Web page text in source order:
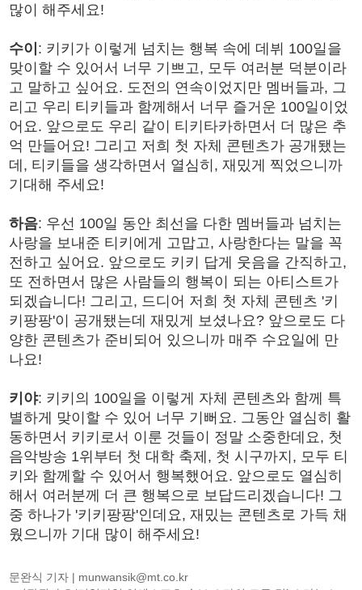
많이 해주세요!
수이 : 키키가 이렇게 넘치는 행복 속에 데뷔 100일을
맞이할 수 있어서 너무 기쁘고, 모두 여러분 덕분이라
고 말하고 싶어요. 도전의 연속이었지만 멤버들과, 그
리고 우리 티키들과 함께해서 너무 즐거운 100일이었
어요. 앞으로도 우리 같이 티키타카하면서 더 많은 추
억 만들어요! 그리고 저희 첫 자체 콘텐츠가 공개됐는
데, 티키들을 생각하면서 열심히, 재밌게 찍었으니까
기대해 주세요!
하음: 우선 100일 동안 최선을 다한 멤버들과 넘치는
사랑을 보내준 티키에게 고맙고, 사랑한다는 말을 꼭
전하고 싶어요. 앞으로도 키키 답게 웃음을 간직하고,
또 전하면서 많은 사람들의 행복이 되는 아티스트가
되겠습니다! 그리고, 드디어 저희 첫 자체 콘텐츠 '키
키팡팡'이 공개됐는데 재밌게 보셨나요? 앞으로도 다
양한 콘텐츠가 준비되어 있으니까 매주 수요일에 만
나요!
키야: 키키의 100일을 이렇게 자체 콘텐츠와 함께 특
별하게 맞이할 수 있어 너무 기뻐요. 그동안 열심히 활
동하면서 키키로서 이룬 것들이 정말 소중한데요, 첫
음악방송 1위부터 첫 대학 축제, 첫 시구까지, 모두 티
키와 함께할 수 있어서 행복했어요. 앞으로도 열심히
해서 여러분께 더 큰 행복으로 보답드리겠습니다! 그
중 하나가 '키키팡팡'인데요, 재밌는 콘텐츠로 가득 채
웠으니까 기대 많이 해주세요!
문완식 기자 | munwansik@mt.co.kr